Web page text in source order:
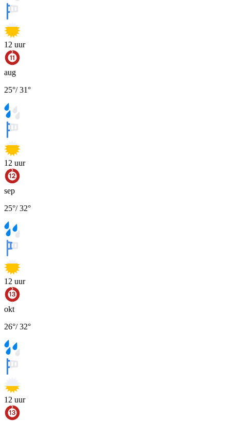
12 uur
aug
25°/31°
12 uur
sep
25°/32°
12 uur
okt
26°/32°
12 uur